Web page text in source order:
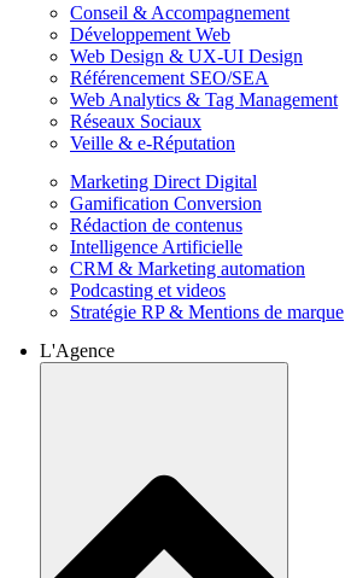
Conseil & Accompagnement
Développement Web
Web Design & UX-UI Design
Référencement SEO/SEA
Web Analytics & Tag Management
Réseaux Sociaux
Veille & e-Réputation
Marketing Direct Digital
Gamification Conversion
Rédaction de contenus
Intelligence Artificielle
CRM & Marketing automation
Podcasting et videos
Stratégie RP & Mentions de marque
L'Agence